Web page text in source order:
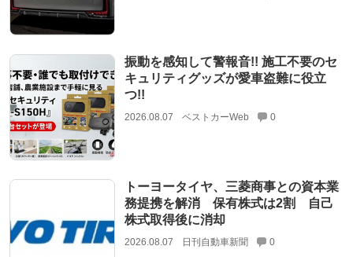
振動を感知して警報音!! 施工不要のセ
キュリティグッズが愛車盗難に役立
つ!!
2026.08.07 ベストカーWeb 0
トーヨータイヤ、三菱商事との資本業
務提携を解消 保有株式は2割 自己
株式取得後に消却
2026.08.07 日刊自動車新聞 0